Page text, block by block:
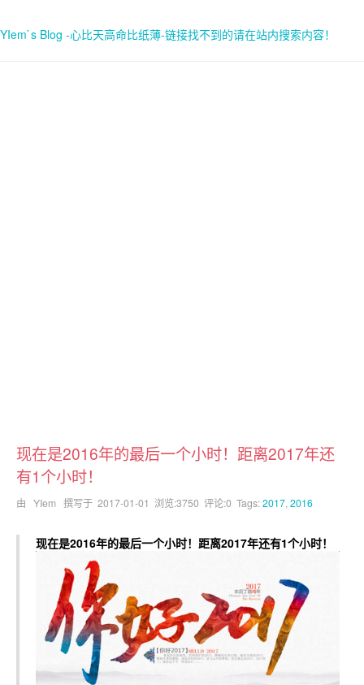
YIem`s Blog -心比天高命比纸薄-链接找不到的请在站内搜索内容！
现在是2016年的最后一个小时！距离2017年还
有1个小时！
由 YIem 撰写于 2017-01-01 浏览:3750 评论:0 Tags:2017, 2016
现在是2016年的最后一个小时！距离2017年还有1个小时！